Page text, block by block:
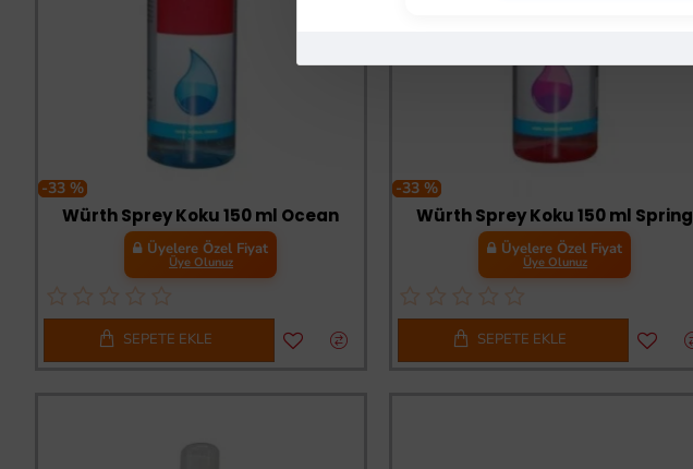
-33 %
Würth Sprey Koku 150 ml Ocean
Üyelere Özel Fiyat
Üye Olunuz
SEPETE EKLE
-33 %
Würth Sprey Koku 150 ml Spring
Üyelere Özel Fiyat
Üye Olunuz
SEPETE EKLE